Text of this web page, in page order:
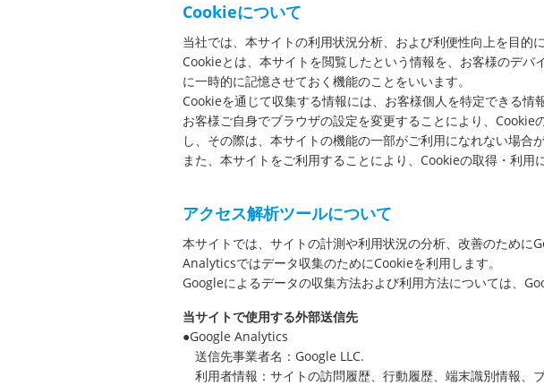
Cookieについて
当社では、本サイトの利用状況分析、および利便性向上を目的
Cookieとは、本サイトを閲覧したという情報を、お客様のデバ
に一時的に記憶させておく機能のことをいいます。
Cookieを通じて収集する情報には、お客様個人を特定できる情
お客様ご自身でブラウザの設定を変更することにより、Cookie
し、その際は、本サイトの機能の一部がご利用になれない場合が
また、本サイトをご利用することにより、Cookieの取得・利用
アクセス解析ツールについて
本サイトでは、サイトの計測や利用状況の分析、改善のため
Analyticsではデータ収集のためにCookieを利用します。
Googleによるデータの収集方法および利用方法については、
当サイトで使用する外部送信先
●Google Analytics
送信先事業者名：Google LLC.
利用者情報：サイトの訪問履歴、行動履歴、端末識別情報、